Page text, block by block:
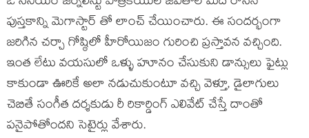
పుస్తకాన్ని మెగాస్టార్ తో లాంచ్ చేయించారు. ఈ సందర్భంగా
జరిగిన చర్చా గోష్ఠిలో హీరోయిజం గురించి ప్రస్తావన వచ్చింది.
ఇంత లేటు వయసులో ఒళ్ళు హూనం చేసుకుని డాన్సులు ఫైట్లు
కాకుండా ఊరికే అలా నడుచుకుంటూ వచ్చి వెళ్తూ, డైలాగులు
చెబితే సంగీత దర్శకుడు రీ రికార్డింగ్ ఎలివేట్ చేస్తే దాంతో
పనైపోతోందని సెటైర్లు వేశారు.